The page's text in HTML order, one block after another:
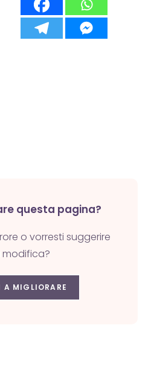
questa pagina?
o vorresti suggerire
MIGLIORARE